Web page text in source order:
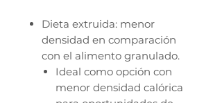
Dieta extruida: menor
densidad en comparación
con el alimento granulado.
Ideal como opción con
menor densidad calórica